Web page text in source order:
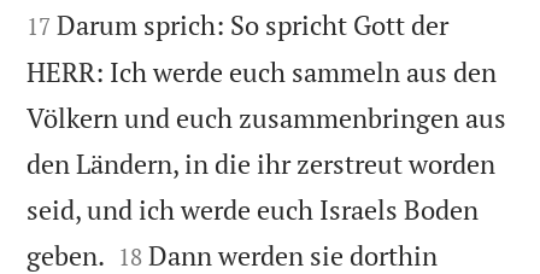
17 Darum sprich: So spricht Gott der
HERR: Ich werde euch sammeln aus den
Völkern und euch zusammenbringen aus
den Ländern, in die ihr zerstreut worden
seid, und ich werde euch Israels Boden
geben. 

18 Dann werden sie dorthin